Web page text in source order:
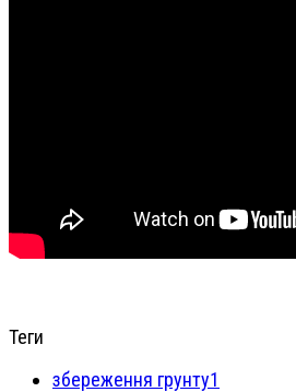
Теги
збереження грунту1